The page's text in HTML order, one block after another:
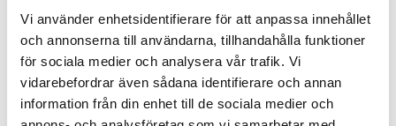
Vi använder enhetsidentifierare för att anpassa innehållet
och annonserna till användarna, tillhandahålla funktioner
för sociala medier och analysera vår trafik. Vi
vidarebefordrar även sådana identifierare och annan
information från din enhet till de sociala medier och
Mecmesin OmniTest™ 5,0 motoriserad